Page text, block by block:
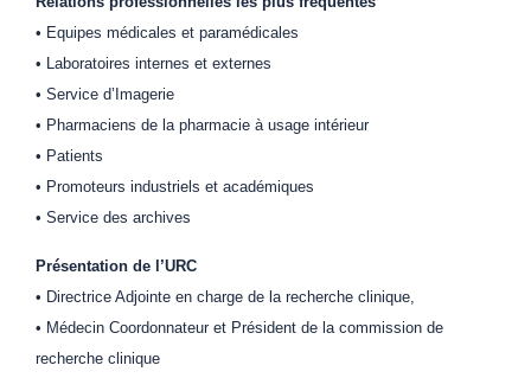
• Equipes médicales et paramédicales
• Laboratoires internes et externes
• Service d’Imagerie
• Pharmaciens de la pharmacie à usage intérieur
• Patients
• Promoteurs industriels et académiques
• Service des archives
Présentation de l’URC
• Directrice Adjointe en charge de la recherche clinique,
• Médecin Coordonnateur et Président de la commission de
recherche clinique